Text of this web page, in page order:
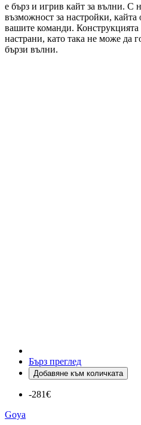
е бърз и игрив кайт за вълни. С
възможност за настройки,
вашите команди. Конструкцията
настрани, като така не може да
бързи вълни.
Бърз преглед
Добавяне към количката
-281€
Goya